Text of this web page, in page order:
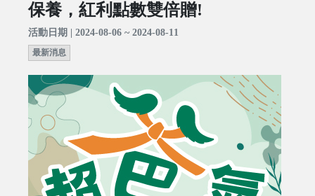
保養，紅利點數雙倍贈!
活動日期 | 2024-08-06 ~ 2024-08-11
最新消息